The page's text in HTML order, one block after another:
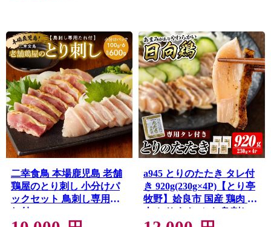
二幸食鳥 本場鹿児島 老舗
鶏屋のとり刺し 小分けパ
ックセット 鳥刺し専用た
れ付
a945 とりのたたき タレ付
き 920g(230g×4P)【とり亭
牧野】姶良市 国産 鶏肉 鳥
肉 とり むね ムネ 鳥刺し
鶏刺し 刺身 小分け 冷凍 お